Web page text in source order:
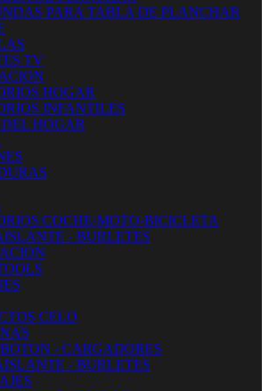
PARA TABLA DE PLANCHAR
TV
HOGAR
INFANTILES
HOGAR
COCHE-MOTO-BICICLETA
- BURLETES
CELO
- CARGADORES
- BURLETES